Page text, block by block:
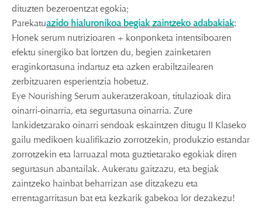
dituzten bezeroentzat egokia;
Parekatuazido hialuronikoa begiak zaintzeko adabakiak:
Honek serum nutrizioaren + konponketa intentsiboaren
efektu sinergiko bat lortzen du, begien zainketaren
eraginkortasuna indartuz eta azken erabiltzailearen
zerbitzuaren esperientzia hobetuz.
Eye Nourishing Serum aukeratzerakoan, titulazioak dira
oinarri-oinarria, eta segurtasuna oinarria. Zure
lankidetzarako oinarri sendoak eskaintzen ditugu II Klaseko
gailu medikoen kualifikazio zorrotzekin, produkzio estandar
zorrotzekin eta larruazal mota guztietarako egokiak diren
segurtasun abantailak. Aukeratu gaitzazu, eta begiak
zaintzeko hainbat beharrizan ase ditzakezu eta
errentagarritasun bat eta kezkarik gabekoa lor dezakezu!